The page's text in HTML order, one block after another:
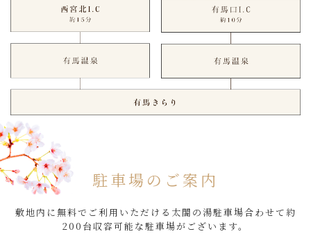
駐車場のご案内
敷地内に無料でご利用いただける太閤の湯駐車場合わせて約
200台収容可能な駐車場がございます。